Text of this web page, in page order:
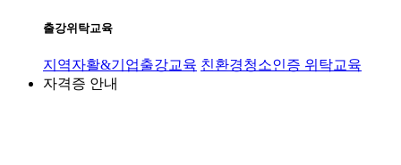
출강위탁교육
지역자활&기업출강교육 친환경청소인증 위탁교육
자격증 안내